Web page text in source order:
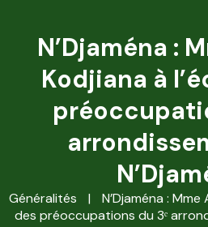
N’Djaména :
Kodjiana à
Généralités |
N’Djaména :
des préoccupations du 3ᵉ